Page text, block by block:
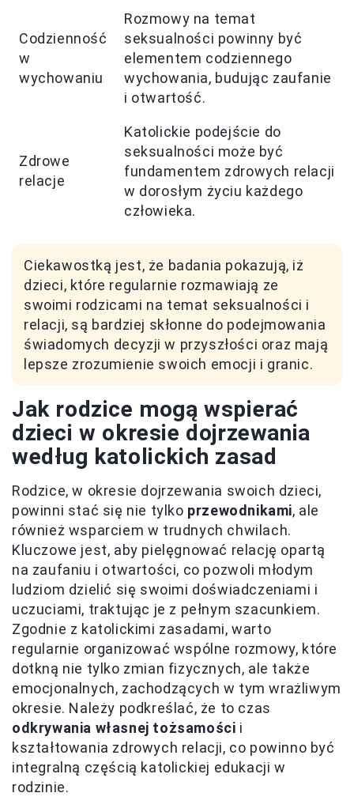
Codzienność
w
wychowaniu
Rozmowy na temat
seksualności powinny być
elementem codziennego
wychowania, budując zaufanie
i otwartość.
Zdrowe
relacje
Katolickie podejście do
seksualności może być
fundamentem zdrowych relacji
w dorosłym życiu każdego
człowieka.
Ciekawostką jest, że badania pokazują, iż
dzieci, które regularnie rozmawiają ze
swoimi rodzicami na temat seksualności i
relacji, są bardziej skłonne do podejmowania
świadomych decyzji w przyszłości oraz mają
lepsze zrozumienie swoich emocji i granic.
Jak rodzice mogą wspierać
dzieci w okresie dojrzewania
według katolickich zasad
Rodzice, w okresie dojrzewania swoich dzieci,
powinni stać się nie tylko przewodnikami, ale
również wsparciem w trudnych chwilach.
Kluczowe jest, aby pielęgnować relację opartą
na zaufaniu i otwartości, co pozwoli młodym
ludziom dzielić się swoimi doświadczeniami i
uczuciami, traktując je z pełnym szacunkiem.
Zgodnie z katolickimi zasadami, warto
regularnie organizować wspólne rozmowy, które
dotkną nie tylko zmian fizycznych, ale także
emocjonalnych, zachodzących w tym wrażliwym
okresie. Należy podkreślać, że to czas
odkrywania własnej tożsamości i
kształtowania zdrowych relacji, co powinno być
integralną częścią katolickiej edukacji w
rodzinie.